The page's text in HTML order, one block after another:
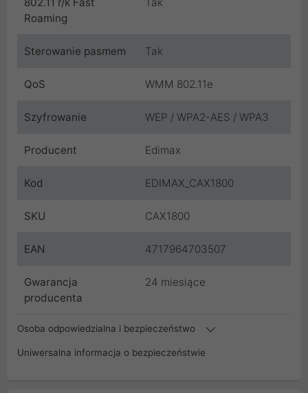
802.11 r/k Fast
Roaming
Tak
Sterowanie pasmem Tak
QoS WMM 802.11e
Szyfrowanie WEP / WPA2-AES / WPA3
Producent Edimax
Kod EDIMAX_CAX1800
SKU CAX1800
EAN 4717964703507
Gwarancja
producenta
24 miesiące
Osoba odpowiedzialna i bezpieczeństwo
Uniwersalna informacja o bezpieczeństwie